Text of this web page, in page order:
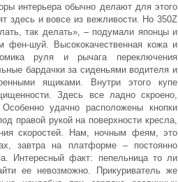
интерьера обычно делают для этого
здесь и вовсе из вежливости. Но 350Z
так делать», – подумали японцы и
фен-шуй. Высококачественная кожа и
руля и рычага переключения
бардачки за сиденьями водителя и
ящиками. Внутри этого купе
Здесь все ладно скроено,
удачно расположены кнопки
правой рукой на поверхности кресла,
скоростей. Нам, ночным феям, это
завтра на платформе – постоянно
Интересный факт: пепельница то ли
ее невозможно. Прикуриватель же